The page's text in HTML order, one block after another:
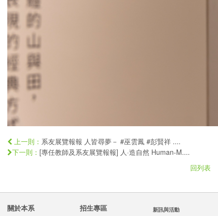
上一則： 系友展覽報報 人皆尋夢－ #巫雲鳳 #彭賢祥 ....
下一則： [專任教師及系友展覽報報] 人·造自然 Human-M....
回列表
關於本系 招生專區
新訊與活動